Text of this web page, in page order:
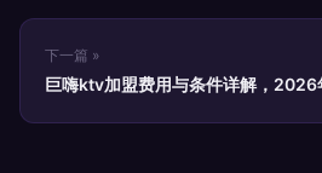
下一篇 »
巨嗨ktv加盟费用与条件详解，2026